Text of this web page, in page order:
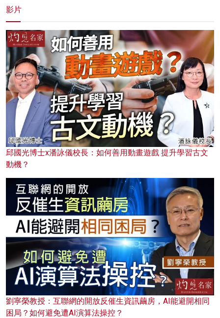
影片
邱國光博士x潘詠儀校長：如何善用動畫遊戲 提升學習古文
動機？
劉寧榮教授：互聯網的開放反催生資訊繭房，AI能避開相同
困局？如何避免遭AI演算法操控？